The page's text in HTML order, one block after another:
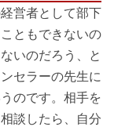
営者として部下
ともできないの
いのだろう、と
セラーの先生に
のです。相手を
談したら、自分